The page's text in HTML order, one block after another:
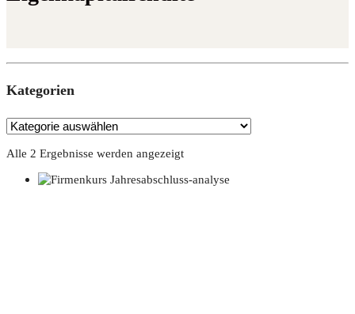
Kate­go­rien
Alle 2 Ergebnisse werden angezeigt